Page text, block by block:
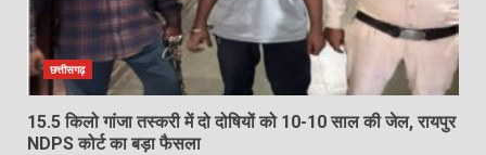
छत्तीसगढ़
15.5 किलो गांजा तस्करी में दो दोषियों को 10-10 साल की जेल, रायपुर
NDPS कोर्ट का बड़ा फैसला